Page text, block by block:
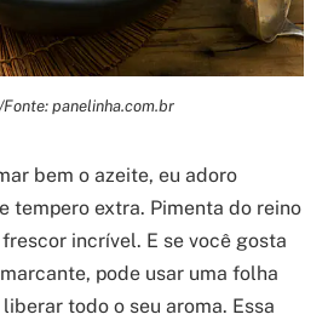
panelinha.com.br
bem o azeite, eu adoro
tempero extra. Pimenta do reino
incrível. E se você gosta
pode usar uma folha
todo o seu aroma. Essa